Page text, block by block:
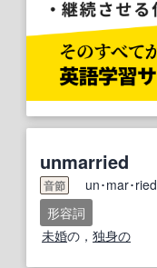
unmarried
音節 un･mar･ried
形容詞
未婚の， 独身の